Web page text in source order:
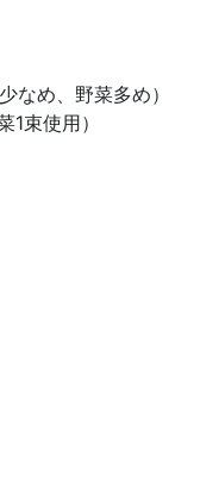
なめ、野菜多め）
束使用）